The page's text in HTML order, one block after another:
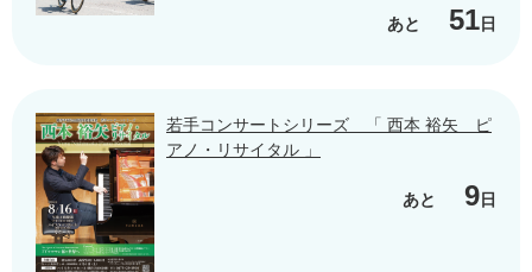
あと 51日
若手コンサートシリーズ 「 西本 裕矢 ピ
アノ・リサイタル 」
あと 9日